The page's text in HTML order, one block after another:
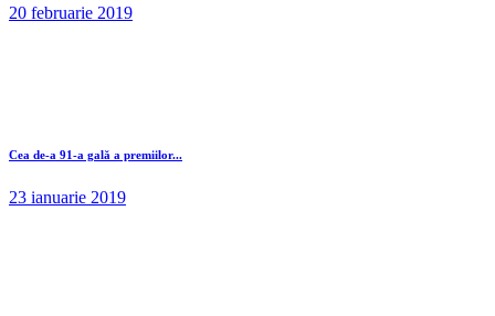
20 februarie 2019
Cea de-a 91-a gală a premiilor...
23 ianuarie 2019